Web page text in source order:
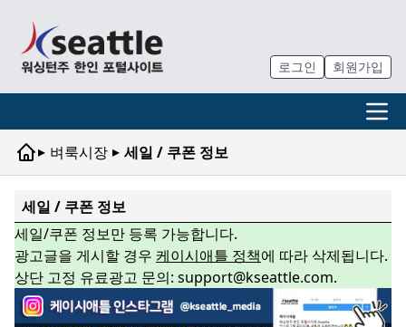
로그인 회원가입
▸ 벼룩시장 ▸ 세일 / 쿠폰 정보
세일 / 쿠폰 정보
세일/쿠폰 정보만 등록 가능합니다.
광고글을 게시할 경우 케이시애틀 정책에 따라 삭제됩니다.
상단 고정 유료광고 문의: support@kseattle.com.